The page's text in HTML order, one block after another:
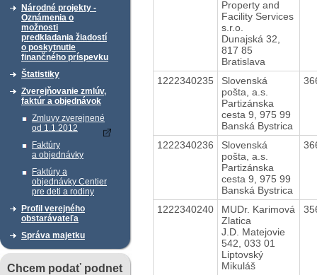
Národné projekty -
Oznámenia o
možnosti
predkladania žiadostí
o poskytnutie
finančného príspevku
Štatistiky
Zverejňovanie zmlúv,
faktúr a objednávok
Zmluvy zverejnené
od 1.1.2012
Faktúry
a objednávky
Faktúry a
objednávky Centier
pre deti a rodiny
Profil verejného
obstarávateľa
Správa majetku
Chcem podať podnet
Property and
Facility Services
s.r.o.
Dunajská 32,
817 85
Bratislava
1222340235
Slovenská
pošta, a.s.
Partizánska
cesta 9, 975 99
Banská Bystrica
1222340236
Slovenská
pošta, a.s.
Partizánska
cesta 9, 975 99
Banská Bystrica
1222340240
MUDr. Karimová
Zlatica
J.D. Matejovie
542, 033 01
Liptovský
Mikuláš